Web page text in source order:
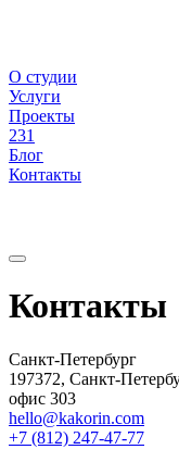
О студии
Услуги
Проекты
231
Блог
Контакты
Контакты
Санкт-Петербург
197372, Санкт-
офис 303
hello@kakorin.com
+7 (812) 247-47-77